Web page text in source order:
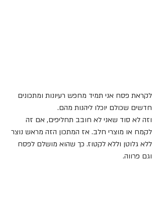
לקראת פסח אני תמיד מחפש רעיונות ומתכונים
חדשים שכולם יוכלו ליהנות מהם.
וזה לא סוד שאני לא חובב תחליפים, אם זה
לקמח או מוצרי חלב. אז המתכון הזה מראש נוצר
ללא גלוטן וללא לקטוז. כך שהוא מושלם לפסח
וגם פרווה.